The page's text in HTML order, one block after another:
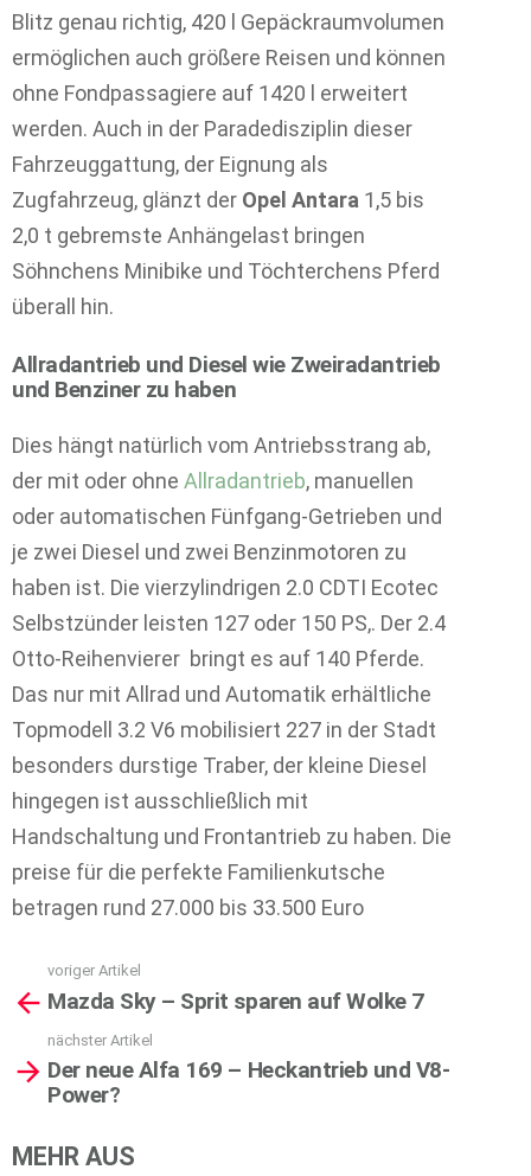
Blitz genau richtig, 420 l Gepäckraumvolumen
ermöglichen auch größere Reisen und können
ohne Fondpassagiere auf 1420 l erweitert
werden. Auch in der Paradedisziplin dieser
Fahrzeuggattung, der Eignung als
Zugfahrzeug, glänzt der Opel Antara 1,5 bis
2,0 t gebremste Anhängelast bringen
Söhnchens Minibike und Töchterchens Pferd
überall hin.
Allradantrieb und Diesel wie Zweiradantrieb
und Benziner zu haben
Dies hängt natürlich vom Antriebsstrang ab,
der mit oder ohne Allradantrieb, manuellen
oder automatischen Fünfgang-Getrieben und
je zwei Diesel und zwei Benzinmotoren zu
haben ist. Die vierzylindrigen 2.0 CDTI Ecotec
Selbstzünder leisten 127 oder 150 PS,. Der 2.4
Otto-Reihenvierer bringt es auf 140 Pferde.
Das nur mit Allrad und Automatik erhältliche
Topmodell 3.2 V6 mobilisiert 227 in der Stadt
besonders durstige Traber, der kleine Diesel
hingegen ist ausschließlich mit
Handschaltung und Frontantrieb zu haben. Die
preise für die perfekte Familienkutsche
betragen rund 27.000 bis 33.500 Euro
more
voriger Artikel
Mazda Sky – Sprit sparen auf Wolke 7
nächster Artikel
Der neue Alfa 169 – Heckantrieb und V8-
Power?
MEHR AUS